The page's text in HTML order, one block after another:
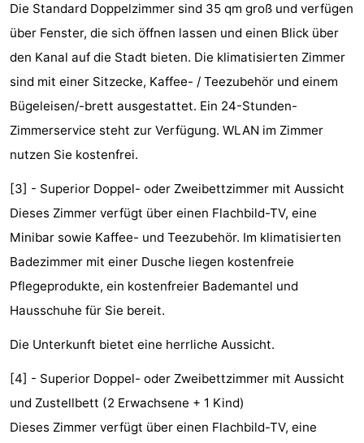
Kirchen
-
Aussichtspunkte
Attraktionen
-
Rundfahrten
-
Experiences
Dörfer
Städte
Führungen
Sport
Radfahren
-
Wandern
Unterhaltung
Nachtleben
Essen
Die Standard Doppelzimmer sind 35 qm groß und verfügen
über Fenster, die sich öffnen lassen und einen Blick über
den Kanal auf die Stadt bieten. Die klimatisierten Zimmer
sind mit einer Sitzecke, Kaffee- / Teezubehör und einem
Bügeleisen/-brett ausgestattet. Ein 24-Stunden-
Zimmerservice steht zur Verfügung. WLAN im Zimmer
nutzen Sie kostenfrei.
[3] - Superior Doppel- oder Zweibettzimmer mit Aussicht
Dieses Zimmer verfügt über einen Flachbild-TV, eine
Minibar sowie Kaffee- und Teezubehör. Im klimatisierten
Badezimmer mit einer Dusche liegen kostenfreie
Pflegeprodukte, ein kostenfreier Bademantel und
Hausschuhe für Sie bereit.
Die Unterkunft bietet eine herrliche Aussicht.
[4] - Superior Doppel- oder Zweibettzimmer mit Aussicht
und Zustellbett (2 Erwachsene + 1 Kind)
Dieses Zimmer verfügt über einen Flachbild-TV, eine